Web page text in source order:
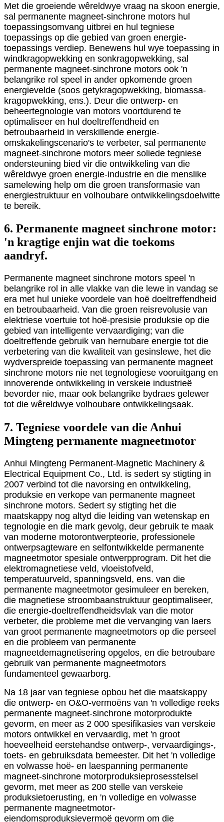
Met die groeiende wêreldwye vraag na skoon energie,
sal permanente magneet-sinchrone motors hul
toepassingsomvang uitbrei en hul tegniese
toepassings op die gebied van groen energie-
toepassings verdiep. Benewens hul wye toepassing in
windkragopwekking en sonkragopwekking, sal
permanente magneet-sinchrone motors ook 'n
belangrike rol speel in ander opkomende groen
energievelde (soos getykragopwekking, biomassa-
kragopwekking, ens.). Deur die ontwerp- en
beheertegnologie van motors voortdurend te
optimaliseer en hul doeltreffendheid en
betroubaarheid in verskillende energie-
omskakelingscenario's te verbeter, sal permanente
magneet-sinchrone motors meer soliede tegniese
ondersteuning bied vir die ontwikkeling van die
wêreldwye groen energie-industrie en die menslike
samelewing help om die groen transformasie van
energiestruktuur en volhoubare ontwikkelingsdoelwitte
te bereik.
6. Permanente magneet sinchrone motor:
'n kragtige enjin wat die toekoms
aandryf.
Permanente magneet sinchrone motors speel 'n
belangrike rol in alle vlakke van die lewe in vandag se
era met hul unieke voordele van hoë doeltreffendheid
en betroubaarheid. Van die groen reisrevolusie van
elektriese voertuie tot hoë-presisie produksie op die
gebied van intelligente vervaardiging; van die
doeltreffende gebruik van hernubare energie tot die
verbetering van die kwaliteit van gesinslewe, het die
wydverspreide toepassing van permanente magneet
sinchrone motors nie net tegnologiese vooruitgang en
innoverende ontwikkeling in verskeie industrieë
bevorder nie, maar ook belangrike bydraes gelewer
tot die wêreldwye volhoubare ontwikkelingsaak.
7. Tegniese voordele van die Anhui
Mingteng permanente magneetmotor
Anhui Mingteng Permanent-Magnetic Machinery &
Electrical Equipment Co., Ltd. is sedert sy stigting in
2007 verbind tot die navorsing en ontwikkeling,
produksie en verkope van permanente magneet
sinchrone motors. Sedert sy stigting het die
maatskappy nog altyd die leiding van wetenskap en
tegnologie en die mark gevolg, deur gebruik te maak
van moderne motorontwerpteorie, professionele
ontwerpsagteware en selfontwikkelde permanente
magneetmotor spesiale ontwerpprogram. Dit het die
elektromagnetiese veld, vloeistofveld,
temperatuurveld, spanningsveld, ens. van die
permanente magneetmotor gesimuleer en bereken,
die magnetiese stroombaanstruktuur geoptimaliseer,
die energie-doeltreffendheidsvlak van die motor
verbeter, die probleme met die vervanging van laers
van groot permanente magneetmotors op die perseel
en die probleem van permanente
magneetdemagnetisering opgelos, en die betroubare
gebruik van permanente magneetmotors
fundamenteel gewaarborg.
Na 18 jaar van tegniese opbou het die maatskappy
die ontwerp- en O&O-vermoëns van 'n volledige reeks
permanente magneet-sinchrone motorprodukte
gevorm, en meer as 2 000 spesifikasies van verskeie
motors ontwikkel en vervaardig, met 'n groot
hoeveelheid eerstehandse ontwerp-, vervaardigings-,
toets- en gebruiksdata bemeester. Dit het 'n volledige
en volwasse hoë- en laespanning permanente
magneet-sinchrone motorproduksieprosesstelsel
gevorm, met meer as 200 stelle van verskeie
produksietoerusting, en 'n volledige en volwasse
permanente magneetmotor-
eiendomsproduksievermoë gevorm om die